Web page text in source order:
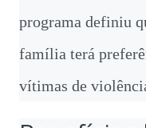
programa definiu
família terá
vítimas de